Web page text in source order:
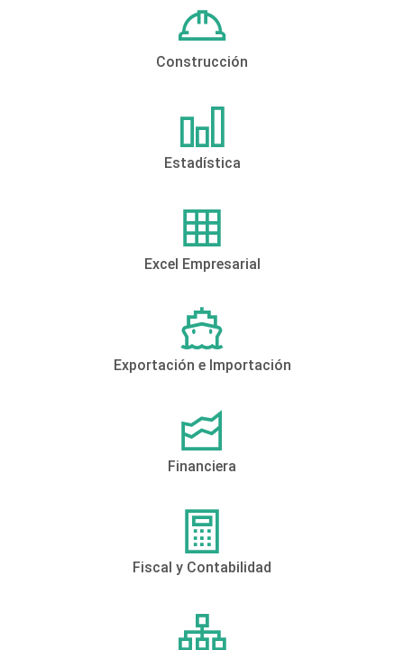
Construcción
Estadística
Excel Empresarial
Exportación e Importación
Financiera
Fiscal y Contabilidad